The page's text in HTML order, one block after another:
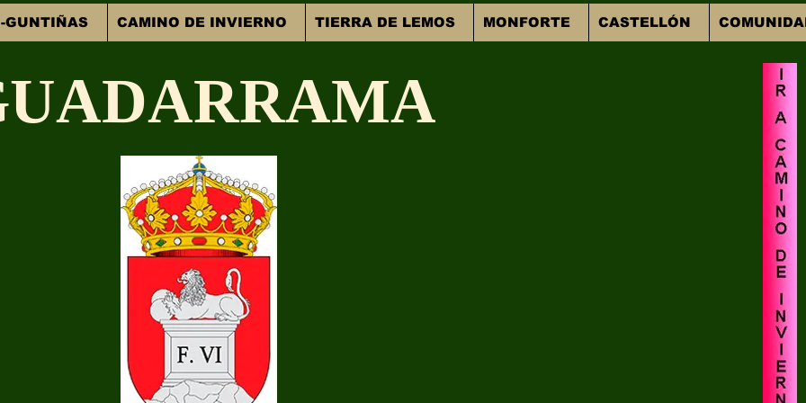
GUNTIÑAS CAMINO DE INVIERNO TIERRA DE LEMOS MONFORTE CASTELLÓN